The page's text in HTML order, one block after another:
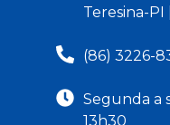
Teresina-PI
(86) 3226-
Segunda a
13h30